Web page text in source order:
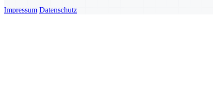
Impressum Datenschutz